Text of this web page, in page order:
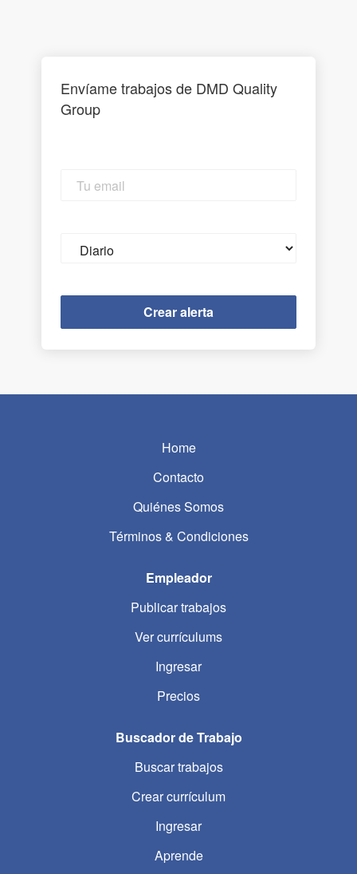
Envíame trabajos de DMD Quality
Group
email
frequency
Home
Contacto
Quiénes Somos
Términos & Condiciones
Empleador
Publicar trabajos
Ver currículums
Ingresar
Precios
Buscador de Trabajo
Buscar trabajos
Crear currículum
Ingresar
Aprende